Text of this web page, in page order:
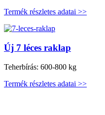
Termék részletes adatai >>
Új 7 léces raklap
Teherbírás: 600-800 kg
Termék részletes adatai >>